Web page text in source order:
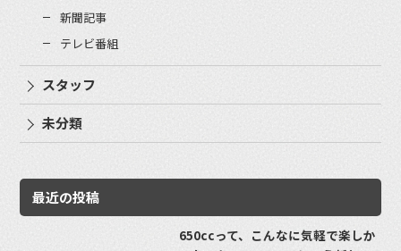
新聞記事
テレビ番組
スタッフ
未分類
最近の投稿
650ccって、こんなに気軽で楽しか